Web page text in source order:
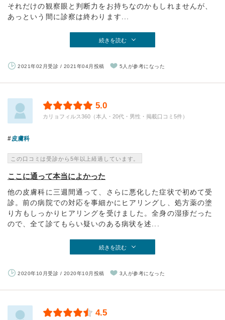
それだけの観察眼と判断力をお持ちなのかもしれませんが、
あっという間に診察は終わります...
続きを読む
2021年02月受診 / 2021年04月投稿 5人が参考になった
5.0
カリョフィルス360（本人・20代・男性・掲載口コミ5件）
皮膚科
この口コミは受診から5年以上経過しています。
ここに通って本当によかった
他の皮膚科に三週間通って、さらに悪化した症状で初めて受
診。前の病院での対応を事細かにヒアリングし、処方薬の塗
り方もしっかりヒアリングを受けました。全身の湿疹だった
ので、全て診てもらい疑いのある病状を述...
続きを読む
2020年10月受診 / 2020年10月投稿 3人が参考になった
4.5